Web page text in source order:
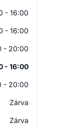
- 16:00
- 16:00
- 20:00
- 16:00
- 20:00
Zárva
Zárva